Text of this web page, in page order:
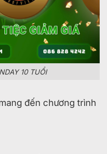
10 TUỔI
đến chương trình